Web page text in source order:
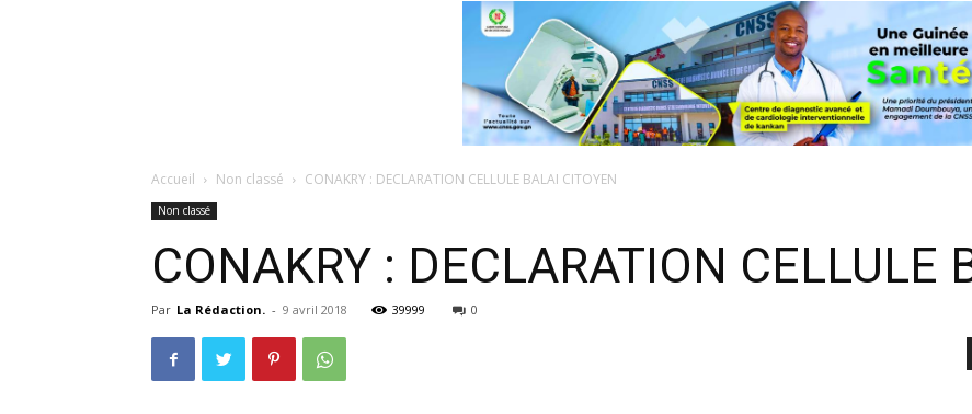
Accueil Non classé CONAKRY : DECLARATION CELLULE BALAI CITOYEN
Non classé
CONAKRY : DECLARATION CELLULE
Par La Rédaction. - 9 avril 2018 39999 0